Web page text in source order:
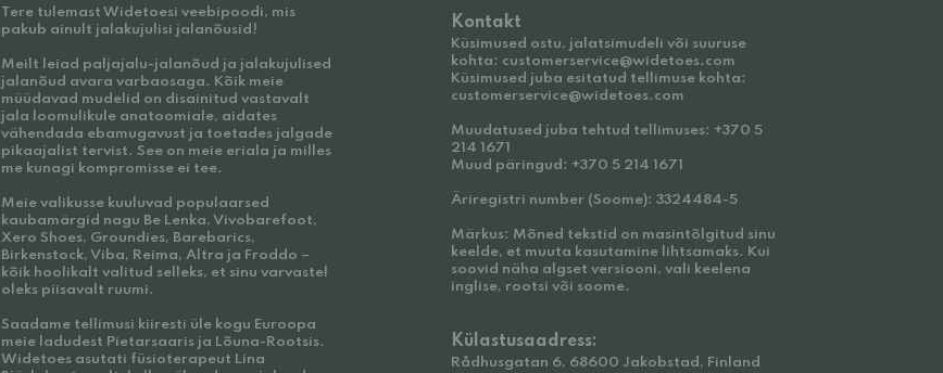
Tere tulemast Widetoesi veebipoodi, mis
pakub ainult jalakujulisi jalanõusid!
Meilt leiad paljajalu-jalanõud ja jalakujulised
jalanõud avara varbaosaga. Kõik meie
müüdavad mudelid on disainitud vastavalt
jala loomulikule anatoomiale, aidates
vähendada ebamugavust ja toetades jalgade
pikaajalist tervist. See on meie eriala ja milles
me kunagi kompromisse ei tee.
Meie valikusse kuuluvad populaarsed
kaubamärgid nagu Be Lenka, Vivobarefoot,
Xero Shoes, Groundies, Barebarics,
Birkenstock, Viba, Reima, Altra ja Froddo –
kõik hoolikalt valitud selleks, et sinu varvastel
oleks piisavalt ruumi.
Saadame tellimusi kiiresti üle kogu Euroopa
meie ladudest Pietarsaaris ja Lõuna-Rootsis.
Widetoes asutati füsioterapeut Lina
Kontakt
Küsimused ostu, jalatsimudeli või suuruse
kohta: customerservice@widetoes.com
Küsimused juba esitatud tellimuse kohta:
customerservice@widetoes.com
Muudatused juba tehtud tellimuses: +370 5
214 1671
Muud päringud: +370 5 214 1671
Äriregistri number (Soome): 3324484-5
Märkus: Mõned tekstid on masintõlgitud sinu
keelde, et muuta kasutamine lihtsamaks. Kui
soovid näha algset versiooni, vali keelena
inglise, rootsi või soome.
Külastusaadress:
Rådhusgatan 6, 68600 Jakobstad, Finland